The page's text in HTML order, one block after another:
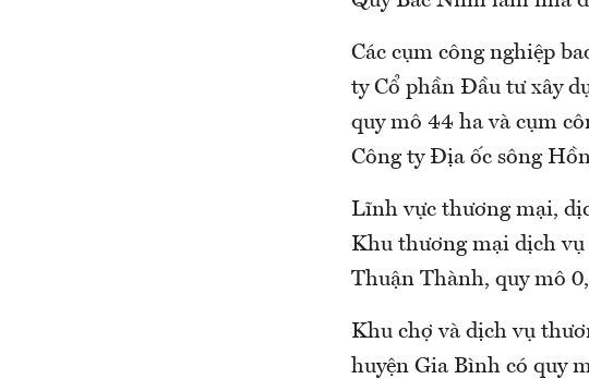
Các cụm công nghiệp
ty Cổ phần Đầu tư xây
quy mô 44 ha và cụm
Công ty Địa ốc sông
Lĩnh vực thương mại,
Khu thương mại dịch
Thuận Thành, quy mô
Khu chợ và dịch vụ
huyện Gia Bình có quy